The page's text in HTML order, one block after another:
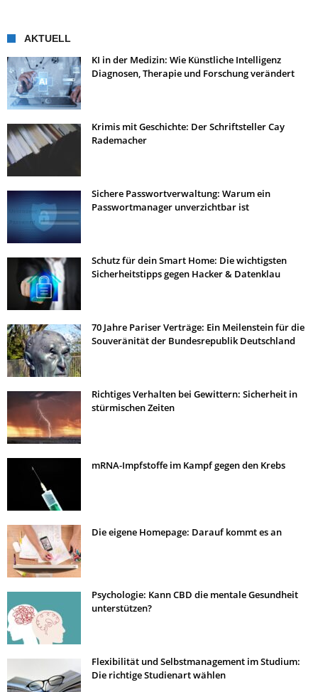
AKTUELL
KI in der Medizin: Wie Künstliche Intelligenz
Diagnosen, Therapie und Forschung verändert
Krimis mit Geschichte: Der Schriftsteller Cay
Rademacher
Sichere Passwortverwaltung: Warum ein
Passwortmanager unverzichtbar ist
Schutz für dein Smart Home: Die wichtigsten
Sicherheitstipps gegen Hacker & Datenklau
70 Jahre Pariser Verträge: Ein Meilenstein für die
Souveränität der Bundesrepublik Deutschland
Richtiges Verhalten bei Gewittern: Sicherheit in
stürmischen Zeiten
mRNA-Impfstoffe im Kampf gegen den Krebs
Die eigene Homepage: Darauf kommt es an
Psychologie: Kann CBD die mentale Gesundheit
unterstützen?
Flexibilität und Selbstmanagement im Studium:
Die richtige Studienart wählen